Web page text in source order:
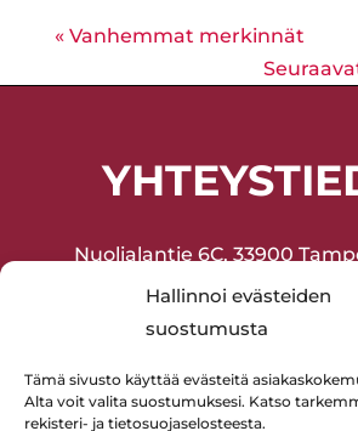
Hallinnoi evästeiden
suostumusta
Tämä sivusto käyttää evästeitä
Alta voit valita suostumuksesi. Katso
rekisteri- ja tietosuojaselosteesta.
« Vanhemmat merkinnät
Nuolialantie 6C, 33900
Sisäänkäynti sisäpihan
Joukkuevoimistelu ja
(lapset ja aikuiset) 045-
Lentopallo 0400-